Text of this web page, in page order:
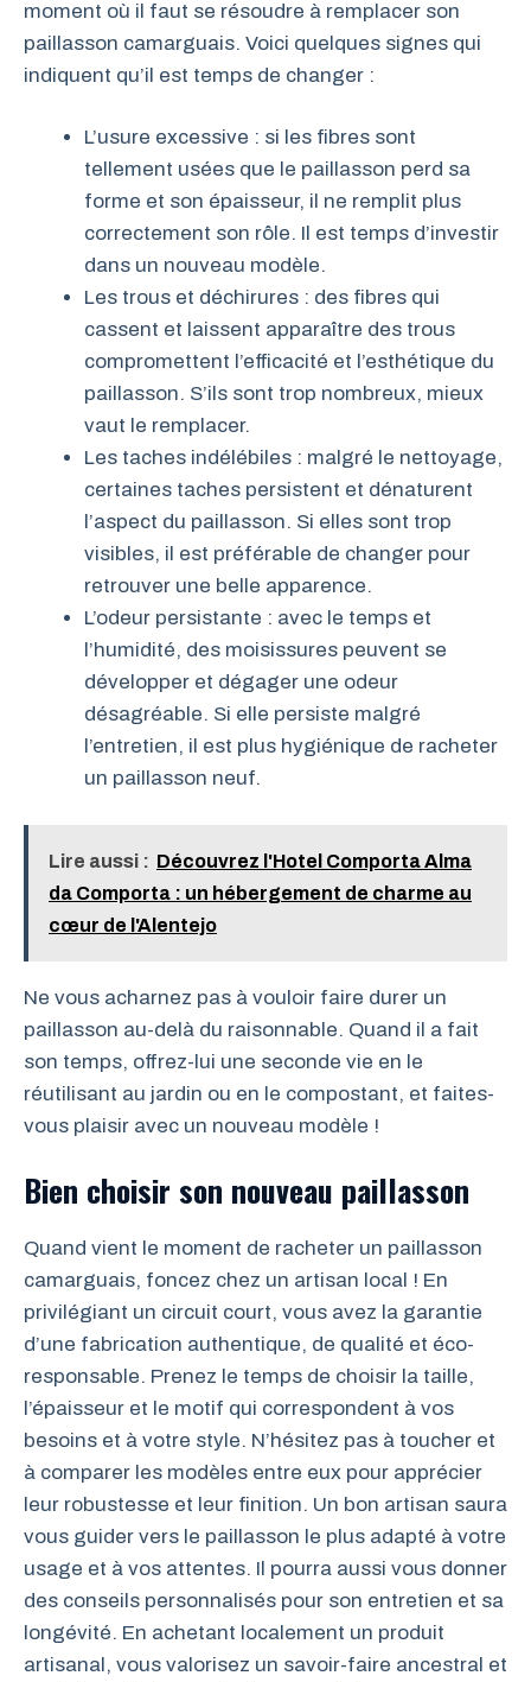
moment où il faut se résoudre à remplacer son
paillasson camarguais. Voici quelques signes qui
indiquent qu’il est temps de changer :
L’usure excessive : si les fibres sont
tellement usées que le paillasson perd sa
forme et son épaisseur, il ne remplit plus
correctement son rôle. Il est temps d’investir
dans un nouveau modèle.
Les trous et déchirures : des fibres qui
cassent et laissent apparaître des trous
compromettent l’efficacité et l’esthétique du
paillasson. S’ils sont trop nombreux, mieux
vaut le remplacer.
Les taches indélébiles : malgré le nettoyage,
certaines taches persistent et dénaturent
l’aspect du paillasson. Si elles sont trop
visibles, il est préférable de changer pour
retrouver une belle apparence.
L’odeur persistante : avec le temps et
l’humidité, des moisissures peuvent se
développer et dégager une odeur
désagréable. Si elle persiste malgré
l’entretien, il est plus hygiénique de racheter
un paillasson neuf.
Lire aussi : Découvrez l'Hotel Comporta Alma
da Comporta : un hébergement de charme au
cœur de l'Alentejo
Ne vous acharnez pas à vouloir faire durer un
paillasson au-delà du raisonnable. Quand il a fait
son temps, offrez-lui une seconde vie en le
réutilisant au jardin ou en le compostant, et faites-
vous plaisir avec un nouveau modèle !
Bien choisir son nouveau paillasson
Quand vient le moment de racheter un paillasson
camarguais, foncez chez un artisan local ! En
privilégiant un circuit court, vous avez la garantie
d’une fabrication authentique, de qualité et éco-
responsable. Prenez le temps de choisir la taille,
l’épaisseur et le motif qui correspondent à vos
besoins et à votre style. N’hésitez pas à toucher et
à comparer les modèles entre eux pour apprécier
leur robustesse et leur finition. Un bon artisan saura
vous guider vers le paillasson le plus adapté à votre
usage et à vos attentes. Il pourra aussi vous donner
des conseils personnalisés pour son entretien et sa
longévité. En achetant localement un produit
artisanal, vous valorisez un savoir-faire ancestral et